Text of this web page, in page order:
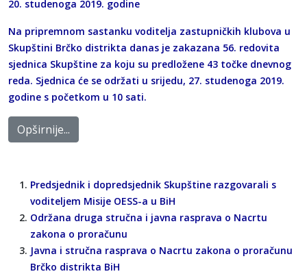
20. studenoga 2019. godine
Na pripremnom sastanku voditelja zastupničkih klubova u
Skupštini Brčko distrikta danas je zakazana 56. redovita
sjednica Skupštine za koju su predložene 43 točke dnevnog
reda. Sjednica će se održati u srijedu, 27. studenoga 2019.
godine s početkom u 10 sati.
Opširnije...
Predsjednik i dopredsjednik Skupštine razgovarali s
voditeljem Misije OESS-a u BiH
Održana druga stručna i javna rasprava o Nacrtu
zakona o proračunu
Javna i stručna rasprava o Nacrtu zakona o proračunu
Brčko distrikta BiH